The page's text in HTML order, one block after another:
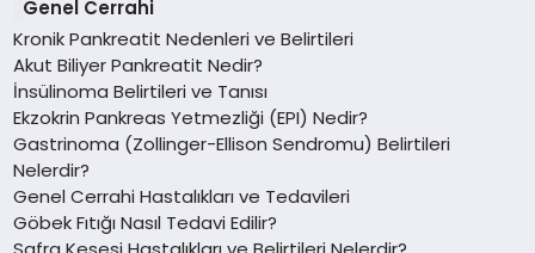
Genel Cerrahi
Kronik Pankreatit Nedenleri ve Belirtileri
Akut Biliyer Pankreatit Nedir?
İnsülinoma Belirtileri ve Tanısı
Ekzokrin Pankreas Yetmezliği (EPI) Nedir?
Gastrinoma (Zollinger-Ellison Sendromu) Belirtileri
Nelerdir?
Genel Cerrahi Hastalıkları ve Tedavileri
Göbek Fıtığı Nasıl Tedavi Edilir?